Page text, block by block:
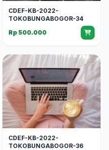
CDEF-KB-2022-
TOKOBUNGABOGOR-34
Rp 500.000
CDEF-KB-2022-
TOKOBUNGABOGOR-36